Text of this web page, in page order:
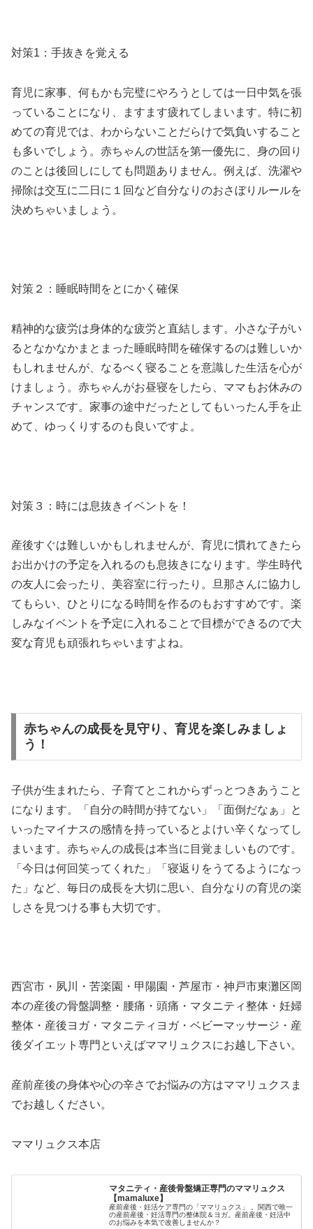
対策1：手抜きを覚える
育児に家事、何もかも完璧にやろうとしては一日中気を張
っていることになり、ますます疲れてしまいます。特に初
めての育児では、わからないことだらけで気負いすること
も多いでしょう。赤ちゃんの世話を第一優先に、身の回り
のことは後回しにしても問題ありません。例えば、洗濯や
掃除は交互に二日に１回など自分なりのおさぼりルールを
決めちゃいましょう。
対策２：睡眠時間をとにかく確保
精神的な疲労は身体的な疲労と直結します。小さな子がい
るとなかなかまとまった睡眠時間を確保するのは難しいか
もしれませんが、なるべく寝ることを意識した生活を心が
けましょう。赤ちゃんがお昼寝をしたら、ママもお休みの
チャンスです。家事の途中だったとしてもいったん手を止
めて、ゆっくりするのも良いですよ。
対策３：時には息抜きイベントを！
産後すぐは難しいかもしれませんが、育児に慣れてきたら
お出かけの予定を入れるのも息抜きになります。学生時代
の友人に会ったり、美容室に行ったり。旦那さんに協力し
てもらい、ひとりになる時間を作るのもおすすめです。楽
しみなイベントを予定に入れることで目標ができるので大
変な育児も頑張れちゃいますよね。
赤ちゃんの成長を見守り、育児を楽しみましょ
う！
子供が生まれたら、子育てとこれからずっとつきあうこと
になります。「自分の時間が持てない」「面倒だなぁ」と
いったマイナスの感情を持っているとよけい辛くなってし
まいます。赤ちゃんの成長は本当に目覚ましいものです。
「今日は何回笑ってくれた」「寝返りをうてるようになっ
た」など、毎日の成長を大切に思い、自分なりの育児の楽
しさを見つける事も大切です。
西宮市・夙川・苦楽園・甲陽園・芦屋市・神戸市東灘区岡
本の産後の骨盤調整・腰痛・頭痛・マタニティ整体・妊婦
整体・産後ヨガ・マタニティヨガ・ベビーマッサージ・産
後ダイエット専門といえばママリュクスにお越し下さい。
産前産後の身体や心の辛さでお悩みの方はママリュクスま
でお越しください。
ママリュクス本店
マタニティ・産後骨盤矯正専門のママリュクス
【mamaluxe】
産前産後・妊活ケア専門の「ママリュクス」 。関西で唯一
の産前産後・妊活専門の整体院＆ヨガ。産前産後・妊活中
のお悩みを本気で改善しませんか？